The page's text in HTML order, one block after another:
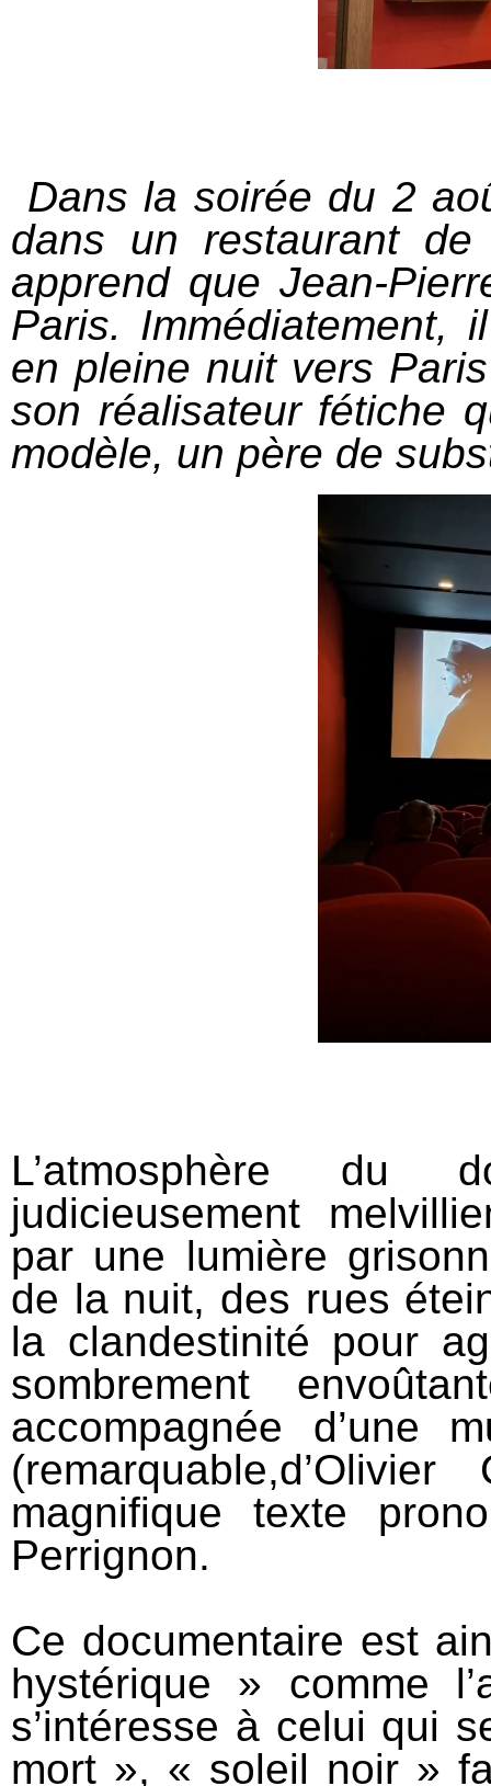
Dans la soirée du 2
dans un restaurant
apprend que Jean-
Paris. Immédiatement,
en pleine nuit vers
son réalisateur fétiche
modèle, un père de
L’atmosphère du
judicieusement
par une lumière
de la nuit, des rues
la clandestinité pour
sombrement
accompagnée d’une
magnifique texte
Perrignon.
Ce documentaire est
hystérique » comme
s’intéresse à celui qui
mort », « soleil noir »